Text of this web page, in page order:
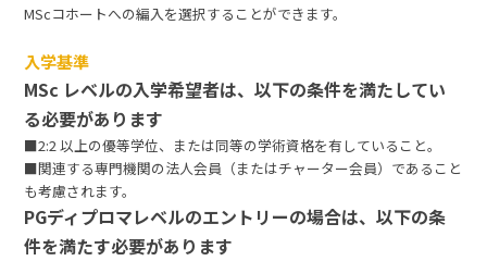
MScコホートへの編入を選択することができます。
入学基準
MSc レベルの入学希望者は、以下の条件を満たしてい
る必要があります
■2:2 以上の優等学位、または同等の学術資格を有していること。
■関連する専門機関の法人会員（またはチャーター会員）であること
も考慮されます。
PGディプロマレベルのエントリーの場合は、以下の条
件を満たす必要があります